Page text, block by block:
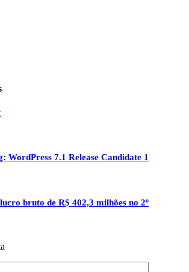
WordPress 7.1 Release Candidate 1
bruto de R$ 402,3 milhões no 2º